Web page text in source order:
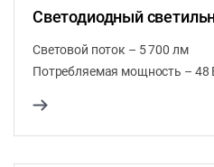
Светодиодный
Световой поток – 5 700 лм
Потребляемая мощность – 48